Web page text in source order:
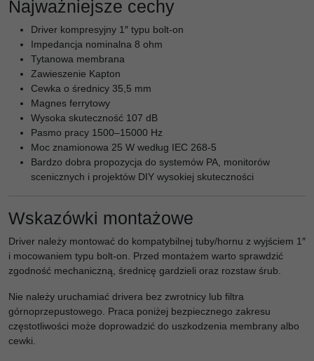
Najważniejsze cechy
Driver kompresyjny 1″ typu bolt-on
Impedancja nominalna 8 ohm
Tytanowa membrana
Zawieszenie Kapton
Cewka o średnicy 35,5 mm
Magnes ferrytowy
Wysoka skuteczność 107 dB
Pasmo pracy 1500–15000 Hz
Moc znamionowa 25 W według IEC 268-5
Bardzo dobra propozycja do systemów PA, monitorów
scenicznych i projektów DIY wysokiej skuteczności
Wskazówki montażowe
Driver należy montować do kompatybilnej tuby/hornu z wyjściem 1″
i mocowaniem typu bolt-on. Przed montażem warto sprawdzić
zgodność mechaniczną, średnicę gardzieli oraz rozstaw śrub.
Nie należy uruchamiać drivera bez zwrotnicy lub filtra
górnoprzepustowego. Praca poniżej bezpiecznego zakresu
częstotliwości może doprowadzić do uszkodzenia membrany albo
cewki.